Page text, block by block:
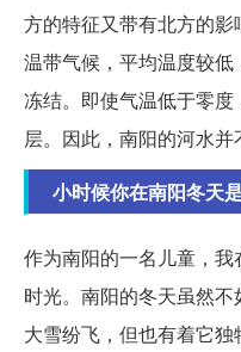
方的特征又带有北方的
温带气候，平均温度较
冻结。即使气温低于零
层。因此，南阳的河水并
小时候你在南阳冬天
作为南阳的一名儿童，
时光。南阳的冬天虽然
大雪纷飞，但也有着它